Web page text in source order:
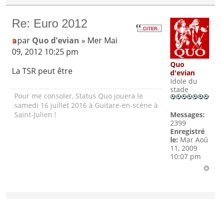
Re: Euro 2012
par Quo d'evian » Mer Mai
09, 2012 10:25 pm
La TSR peut être
Pour me consoler, Status Quo jouera le
samedi 16 juillet 2016 à Guitare-en-scène à
Saint-Julien !
Quo
d'evian
Idole du
stade
Messages:
2399
Enregistré
le: Mar Aoû
11, 2009
10:07 pm